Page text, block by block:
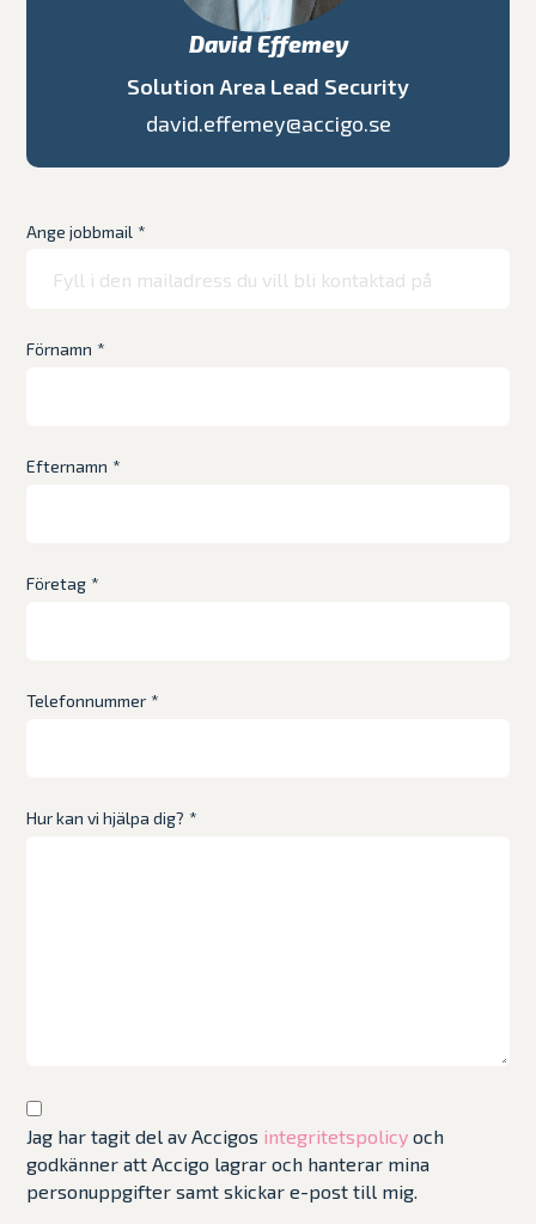
David Effemey
Solution Area Lead Security
david.effemey@accigo.se
Ange jobbmail *
Förnamn *
Efternamn *
Företag *
Telefonnummer *
Hur kan vi hjälpa dig? *
Jag har tagit del av Accigos integritetspolicy och
godkänner att Accigo lagrar och hanterar mina
personuppgifter samt skickar e-post till mig.